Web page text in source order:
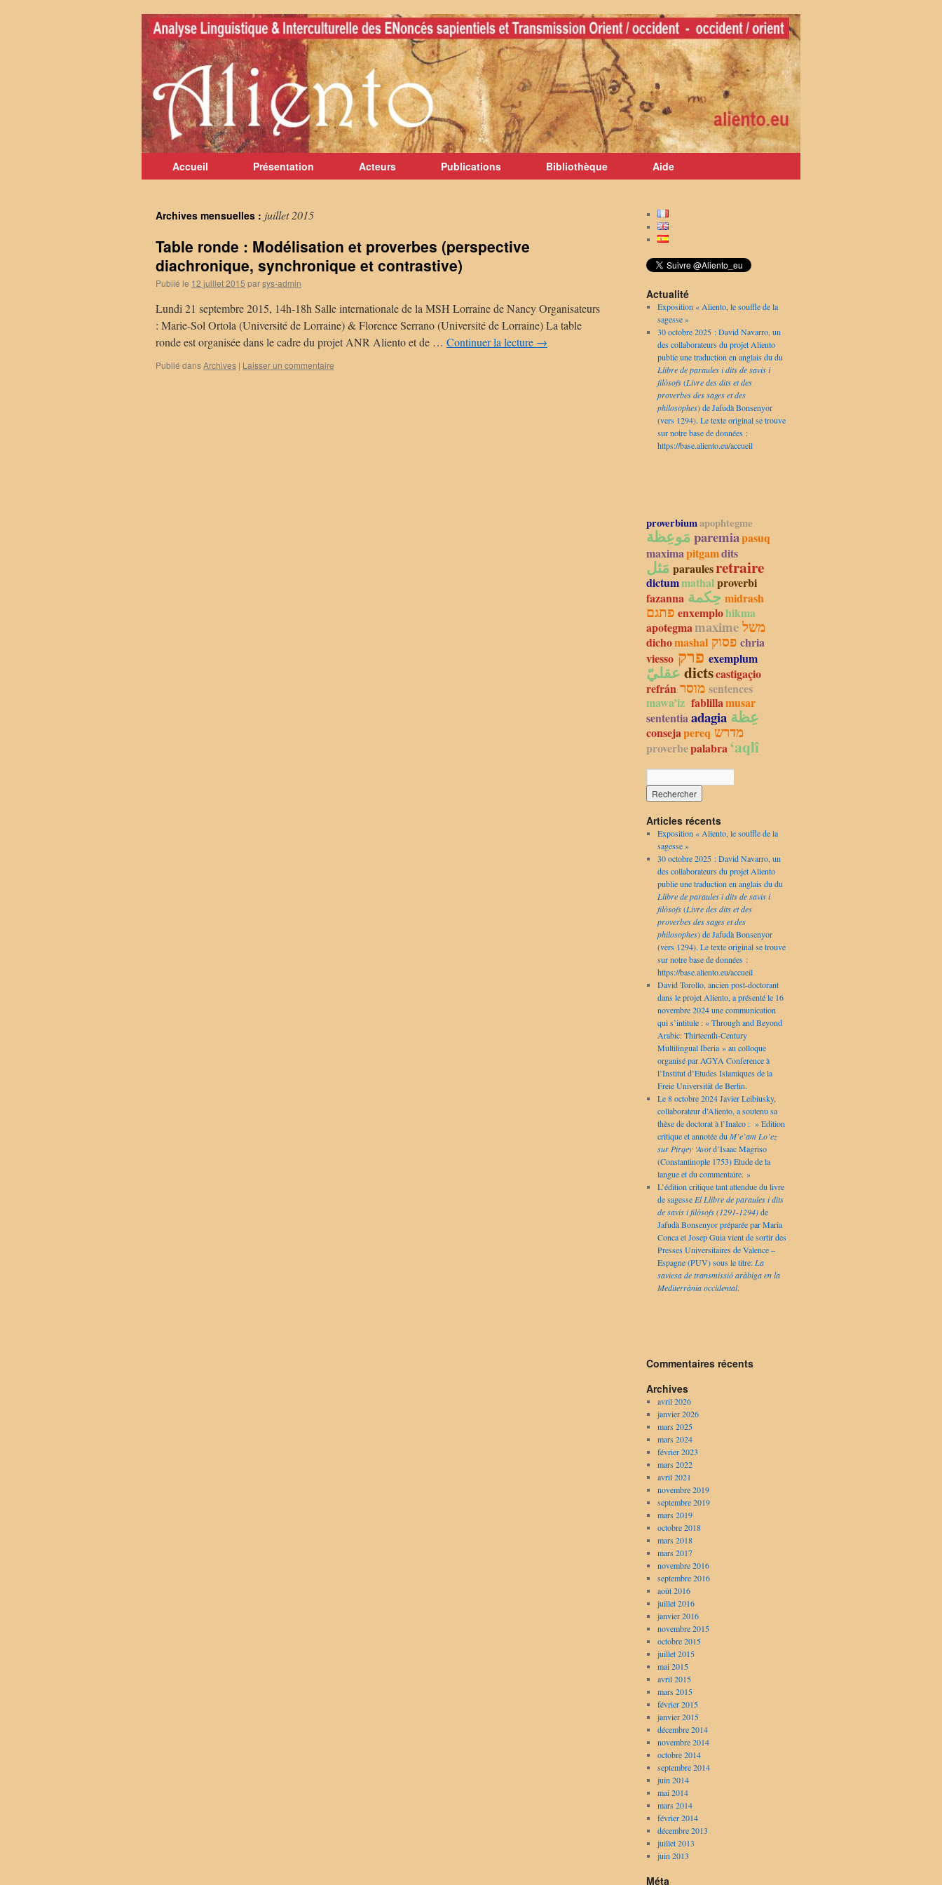
Aller
au
contenu
Accueil Présentation Acteurs Publications Bibliothèque Aide
Archives mensuelles : juillet 2015
Table ronde : Modélisation et proverbes (perspective
diachronique, synchronique et contrastive)
Publié le 12 juillet 2015 parsys-admin
Lundi 21 septembre 2015, 14h-18h Salle internationale de la MSH Lorraine de Nancy Organisateurs
: Marie-Sol Ortola (Université de Lorraine) & Florence Serrano (Université de Lorraine) La table
ronde est organisée dans le cadre du projet ANR Aliento et de … Continuer la lecture →
Publié dansArchives | Laisser un commentaire
Actualité
Exposition « Aliento, le souffle de la
sagesse »
30 octobre 2025 : David Navarro, un
des collaborateurs du projet Aliento
publie une traduction en anglais du du
Llibre de paraules i dits de savis i
filòsofs(Livre des dits et des
proverbes des sages et des
philosophes) de Jafudà Bonsenyor
(vers 1294). Le texte original se trouve
sur notre base de données :
https://base.aliento.eu/accueil
proverbiumapophtegme
paremiapasuq
maximapitgamdits
paraulesretraire
dictummathalproverbi
fazanna
midrash
enxemplohikma
apotegmamaximeמשל
dichomashal
chria
viesso
exemplum
dictscastigaçio
refrán
sentences
mawa’iz fablillamusar
sententiaadagia عِظة
consejapereq מדרש
proverbepalabra‘aqlî
Articles récents
Exposition « Aliento, le souffle de la
sagesse »
30 octobre 2025 : David Navarro, un
des collaborateurs du projet Aliento
publie une traduction en anglais du du
Llibre de paraules i dits de savis i
filòsofs(Livre des dits et des
proverbes des sages et des
philosophes) de Jafudà Bonsenyor
(vers 1294). Le texte original se trouve
sur notre base de données :
https://base.aliento.eu/accueil
David Torollo, ancien post-doctorant
dans le projet Aliento, a présenté le 16
novembre 2024 une communication
qui s’intitule : « Through and Beyond
Arabic: Thirteenth-Century
Multilingual Iberia » au colloque
organisé par AGYA Conference à
l’Institut d’Etudes Islamiques de la
Freie Universität de Berlin.
Le 8 octobre 2024 Javier Leibiusky,
collaborateur d’Aliento, a soutenu sa
thèse de doctorat à l’Inalco : » Edition
critique et annotée du M’e’am Lo’ez
sur Pirqey ‘Avotd’Isaac Magriso
(Constantinople 1753) Etude de la
langue et du commentaire. »
L’édition critique tant attendue du livre
de sagesse El Llibre de paraules i dits
de savis i filòsofs (1291-1294)de
Jafudà Bonsenyor préparée par Maria
Conca et Josep Guia vient de sortir des
Presses Universitaires de Valence –
Espagne (PUV) sous le titre: La
saviesa de transmissió aràbiga en la
Mediterrània occidental.
Commentaires récents
Archives
avril 2026
janvier 2026
mars 2025
mars 2024
février 2023
mars 2022
avril 2021
novembre 2019
septembre 2019
mars 2019
octobre 2018
mars 2018
mars 2017
novembre 2016
septembre 2016
août 2016
juillet 2016
janvier 2016
novembre 2015
octobre 2015
juillet 2015
mai 2015
avril 2015
mars 2015
février 2015
janvier 2015
décembre 2014
novembre 2014
octobre 2014
septembre 2014
juin 2014
mai 2014
mars 2014
février 2014
décembre 2013
juillet 2013
juin 2013
Méta